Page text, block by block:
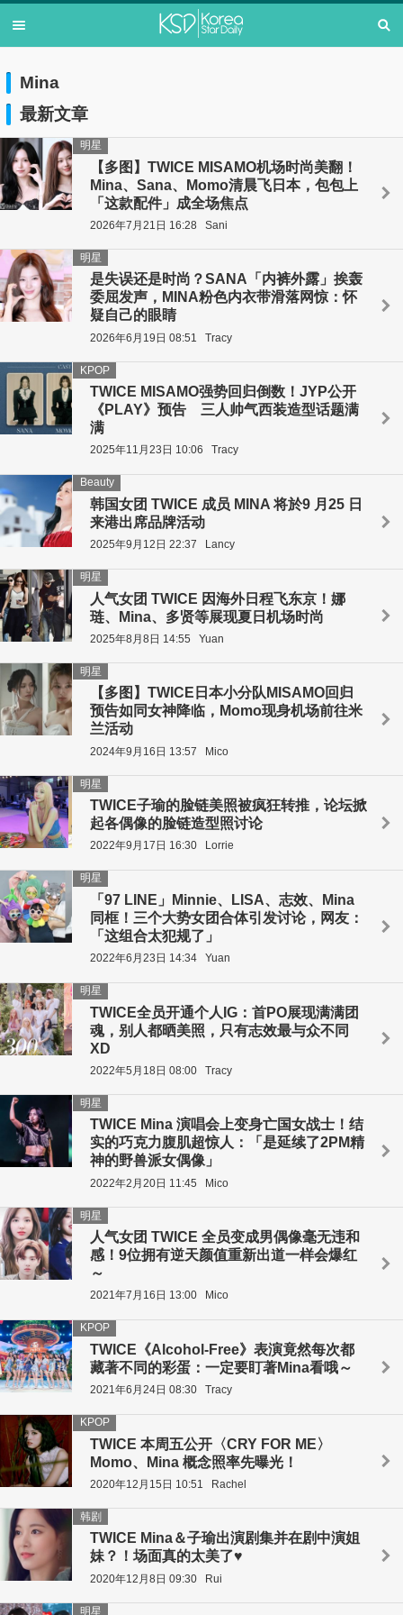
Mina
最新文章
【多图】TWICE MISAMO机场时尚美翻！
Mina、Sana、Momo清晨飞日本，包包上
「这款配件」成全场焦点
明星
2026年7月21日 16:28 Sani
是失误还是时尚？SANA「内裤外露」挨轰
委屈发声，MINA粉色内衣带滑落网惊：怀
疑自己的眼睛
明星
2026年6月19日 08:51 Tracy
TWICE MISAMO强势回归倒数！JYP公开
《PLAY》预告 三人帅气西装造型话题满
满
KPOP
2025年11月23日 10:06 Tracy
韩国女团 TWICE 成员 MINA 将於9 月25 日
来港出席品牌活动
Beauty
2025年9月12日 22:37 Lancy
人气女团 TWICE 因海外日程飞东京！娜
琏、Mina、多贤等展现夏日机场时尚
明星
2025年8月8日 14:55 Yuan
【多图】TWICE日本小分队MISAMO回归
预告如同女神降临，Momo现身机场前往米
兰活动
明星
2024年9月16日 13:57 Mico
TWICE子瑜的脸链美照被疯狂转推，论坛掀
起各偶像的脸链造型照讨论
明星
2022年9月17日 16:30 Lorrie
「97 LINE」Minnie、LISA、志效、Mina
同框！三个大势女团合体引发讨论，网友：
「这组合太犯规了」
明星
2022年6月23日 14:34 Yuan
TWICE全员开通个人IG：首PO展现满满团
魂，别人都晒美照，只有志效最与众不同
XD
明星
2022年5月18日 08:00 Tracy
TWICE Mina 演唱会上变身亡国女战士！结
实的巧克力腹肌超惊人：「是延续了2PM精
神的野兽派女偶像」
明星
2022年2月20日 11:45 Mico
人气女团 TWICE 全员变成男偶像毫无违和
感！9位拥有逆天颜值重新出道一样会爆红
～
明星
2021年7月16日 13:00 Mico
TWICE《Alcohol-Free》表演竟然每次都
藏著不同的彩蛋：一定要盯著Mina看哦～
KPOP
2021年6月24日 08:30 Tracy
TWICE 本周五公开〈CRY FOR ME〉
Momo、Mina 概念照率先曝光！
KPOP
2020年12月15日 10:51 Rachel
TWICE Mina＆子瑜出演剧集并在剧中演姐
妹？！场面真的太美了♥
韩剧
2020年12月8日 09:30 Rui
明星